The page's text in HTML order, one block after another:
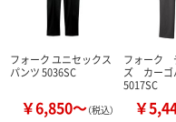
フォーク ユニセックス
パンツ 5036SC
￥6,850～（税込）
フォーク
ズ カー
5017SC
￥